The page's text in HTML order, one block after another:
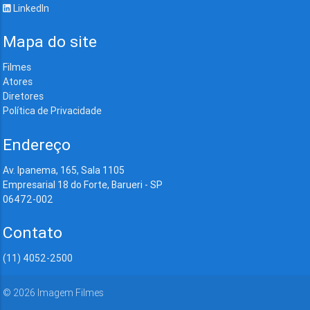
LinkedIn
Mapa do site
Filmes
Atores
Diretores
Política de Privacidade
Endereço
Av. Ipanema, 165, Sala 1105
Empresarial 18 do Forte, Barueri - SP
06472-002
Contato
(11) 4052-2500
© 2026 Imagem Filmes